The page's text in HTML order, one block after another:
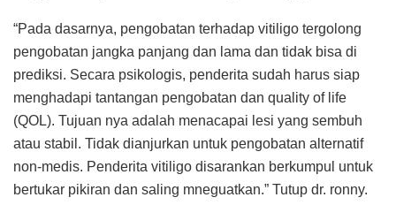
“Pada dasarnya, pengobatan terhadap vitiligo tergolong
pengobatan jangka panjang dan lama dan tidak bisa di
prediksi. Secara psikologis, penderita sudah harus siap
menghadapi tantangan pengobatan dan quality of life
(QOL). Tujuan nya adalah menacapai lesi yang sembuh
atau stabil. Tidak dianjurkan untuk pengobatan alternatif
non-medis. Penderita vitiligo disarankan berkumpul untuk
bertukar pikiran dan saling mneguatkan.” Tutup dr. ronny.